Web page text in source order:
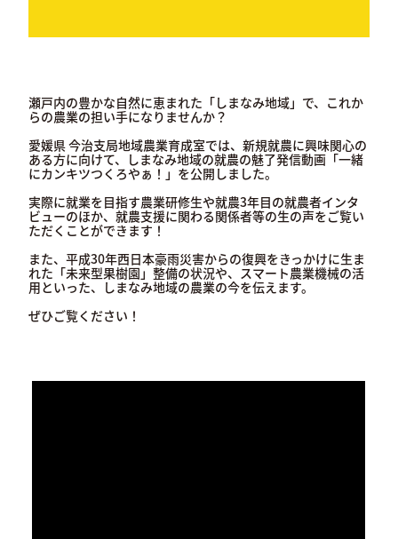
瀬戸内の豊かな自然に恵まれた「しまなみ地域」で、これか
らの農業の担い手になりませんか？
愛媛県 今治支局地域農業育成室では、新規就農に興味関心の
ある方に向けて、しまなみ地域の就農の魅了発信動画「一緒
にカンキツつくろやぁ！」を公開しました。
実際に就業を目指す農業研修生や就農3年目の就農者インタ
ビューのほか、就農支援に関わる関係者等の生の声をご覧い
ただくことができます！
また、平成30年西日本豪雨災害からの復興をきっかけに生ま
れた「未来型果樹園」整備の状況や、スマート農業機械の活
用といった、しまなみ地域の農業の今を伝えます。
ぜひご覧ください！